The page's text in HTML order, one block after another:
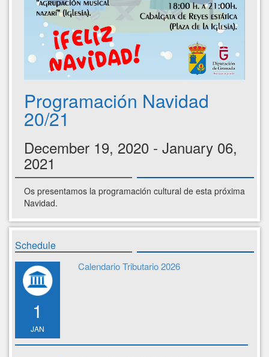
Programación Navidad
20/21
December 19, 2020 - January 06,
2021
Os presentamos la programación cultural de esta próxima
Navidad.
Schedule
1
JAN
Calendario Tributario 2026